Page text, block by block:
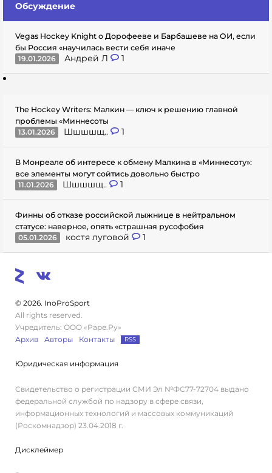
Обсуждение
Vegas Hockey Knight о Дорофееве и Барбашеве на ОИ, если
бы Россия «научилась вести себя иначе
19.01.2026
Андрей Л 1
The Hockey Writers: Малкин — ключ к решению главной
проблемы «Миннесоты
13.01.2026
Шшшшщ.. 1
В Монреале об интересе к обмену Малкина в «Миннесоту»:
все элементы могут сойтись довольно быстро
11.01.2026
Шшшшщ.. 1
Финны об отказе российской лыжнице в нейтральном
статусе: наверное, опять «страшная русофобия
05.01.2026
костя луговой 1
© 2026. InoProSport
All rights reserved.
Учредитель: ООО «Раре.Ру»
Архив
Авторы Контакты RSS
Юридическая информация
Свидетельство о регистрации СМИ Эл №ФС77-72704 выдано
федеральной службой по надзору в сфере связи,
информационных технологий и массовых коммуникаций
(Роскомнадзор) 23.04.2018 г.
Дисклеймер